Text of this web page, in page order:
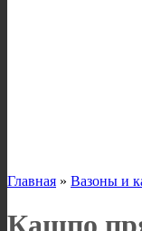
Главная » Вазоны и